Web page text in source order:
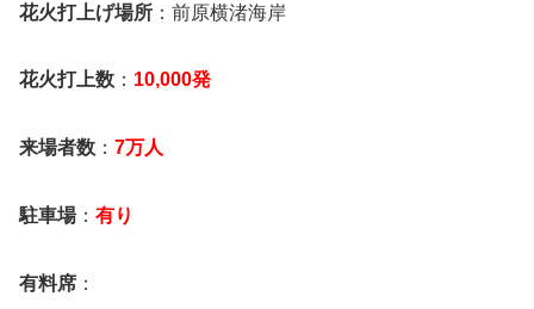
花火打上げ場所 ：前原横渚海岸
花火打上数 ： 10,000発
来場者数 ： 7万人
駐車場： 有り
有料席 ：